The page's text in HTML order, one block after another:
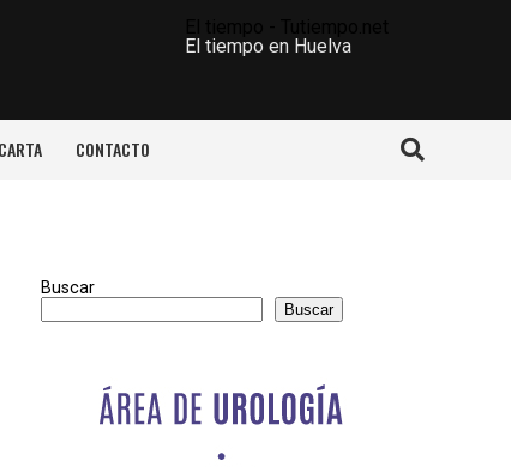
El tiempo en Huelva
CONTACTO
Buscar
Buscar